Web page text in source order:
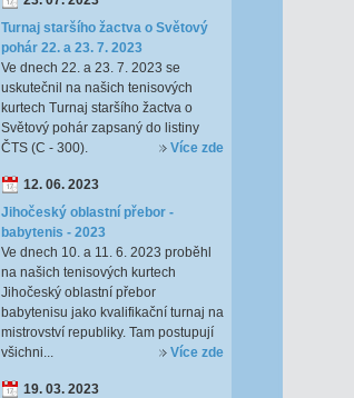
Turnaj staršího žactva o Světový
pohár 22. a 23. 7. 2023
Ve dnech 22. a 23. 7. 2023 se
uskutečnil na našich tenisových
kurtech Turnaj staršího žactva o
Světový pohár zapsaný do listiny
ČTS (C - 300).
Více zde
12. 06. 2023
Jihočeský oblastní přebor -
babytenis - 2023
Ve dnech 10. a 11. 6. 2023 proběhl
na našich tenisových kurtech
Jihočeský oblastní přebor
babytenisu jako kvalifikační turnaj na
mistrovství republiky. Tam postupují
všichni...
Více zde
19. 03. 2023